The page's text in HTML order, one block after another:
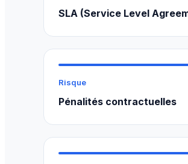
SLA (Service Level
Risque
Pénalités contractuelles